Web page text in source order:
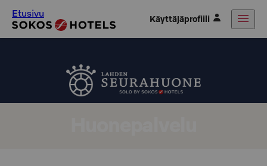
Etusivu Käyttäjäprofiili